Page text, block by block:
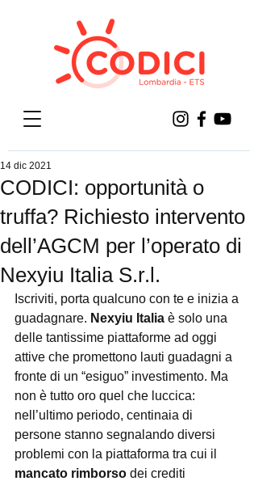
CODICI: opportunità o
truffa? Richiesto intervento
dell’AGCM per l’operato di
Nexyiu Italia S.r.l.
14 dic 2021
Iscriviti, porta qualcuno con te e inizia a
guadagnare. Nexyiu Italia è solo una
delle tantissime piattaforme ad oggi
attive che promettono lauti guadagni a
fronte di un “esiguo” investimento. Ma
non è tutto oro quel che luccica:
nell’ultimo periodo, centinaia di
persone stanno segnalando diversi
problemi con la piattaforma tra cui il
mancato rimborso dei crediti